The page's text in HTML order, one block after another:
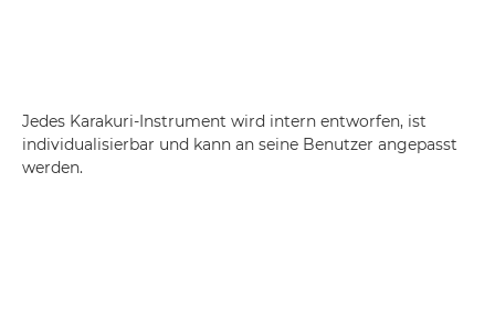
Jedes Karakuri-Instrument wird intern entworfen, ist
individualisierbar und kann an seine Benutzer angepasst
werden.